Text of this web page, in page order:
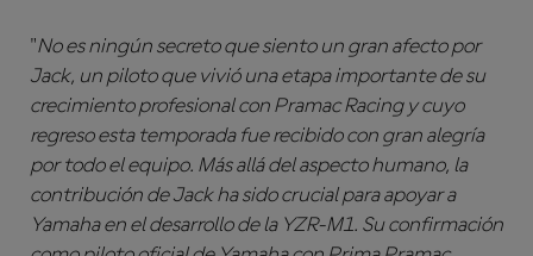
"No es ningún secreto que siento un gran afecto por
Jack, un piloto que vivió una etapa importante de su
crecimiento profesional con Pramac Racing y cuyo
regreso esta temporada fue recibido con gran alegría
por todo el equipo. Más allá del aspecto humano, la
contribución de Jack ha sido crucial para apoyar a
Yamaha en el desarrollo de la YZR-M1. Su confirmación